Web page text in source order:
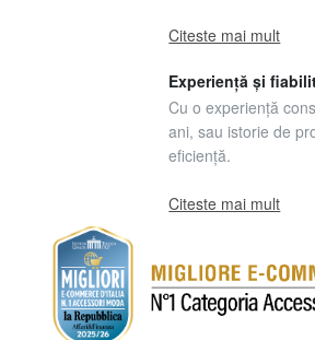
Citeste mai mult
Experiență și
Cu o experiență
ani, sau istorie de
eficiență.
Citeste mai mult